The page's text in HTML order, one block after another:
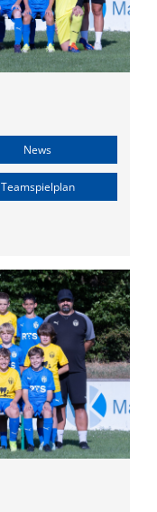
News
Teamspielplan